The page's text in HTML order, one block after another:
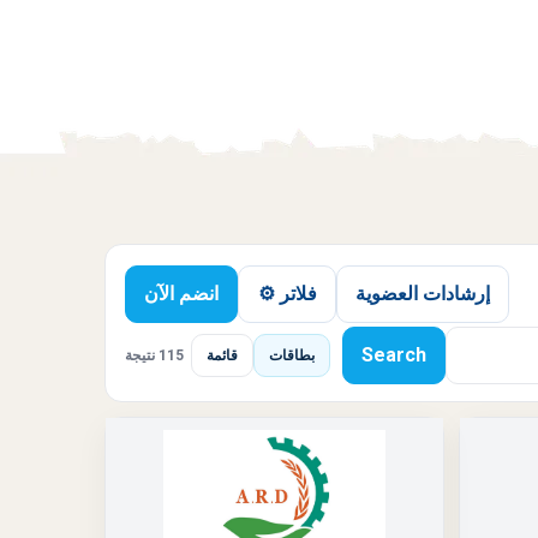
إرشادات العضوية فلاتر ⚙️ انضم الآن
Search بطاقات قائمة 115 نتيجة